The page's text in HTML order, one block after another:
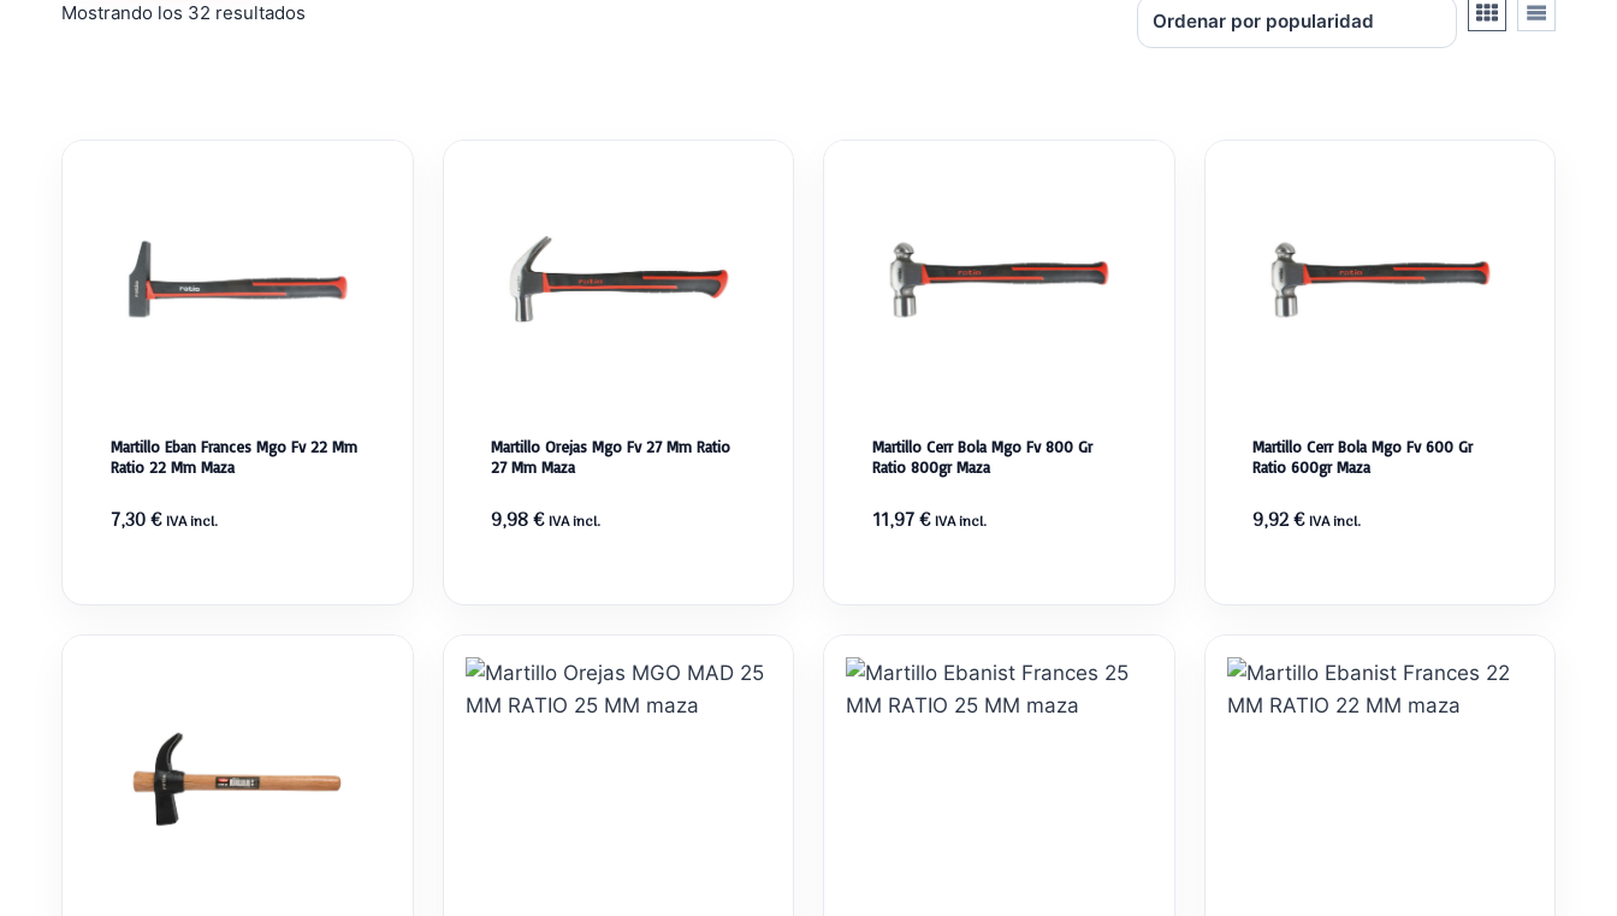
Mostrando los 32 resultados
Martillo Eban Frances Mgo Fv 22 Mm
Ratio 22 Mm Maza
7,30€ IVA incl.
Martillo Orejas Mgo Fv 27 Mm Ratio
27 Mm Maza
9,98€ IVA incl.
Martillo Cerr Bola Mgo Fv 800 Gr
Ratio 800gr Maza
11,97€ IVA incl.
Martillo Cerr Bola Mgo Fv 600 Gr
Ratio 600gr Maza
9,92€ IVA incl.